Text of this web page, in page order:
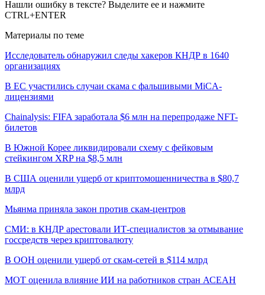
Нашли ошибку в тексте? Выделите ее и нажмите
CTRL+ENTER
Материалы по теме
Исследователь обнаружил следы хакеров КНДР в 1640
организациях
В ЕС участились случаи скама с фальшивыми MiCA-
лицензиями
Chainalysis: FIFA заработала $6 млн на перепродаже NFT-
билетов
В Южной Корее ликвидировали схему с фейковым
стейкингом XRP на $8,5 млн
В США оценили ущерб от криптомошенничества в $80,7
млрд
Мьянма приняла закон против скам-центров
СМИ: в КНДР арестовали ИТ-специалистов за отмывание
госсредств через криптовалюту
В ООН оценили ущерб от скам-сетей в $114 млрд
МОТ оценила влияние ИИ на работников стран АСЕАН